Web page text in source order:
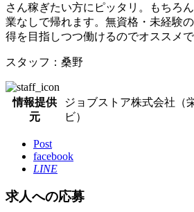
さん稼ぎたい方にピッタリ。もちろ
業なしで帰れます。無資格・未経験
得を目指しつつ働けるのでオススメで
スタッフ：桑野
情報提供
元
ジョブストア株式会社（
ビ）
Post
facebook
LINE
求人への応募